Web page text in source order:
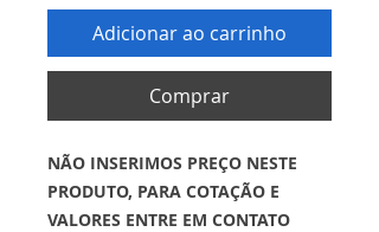
Adicionar ao carrinho
Comprar
NÃO INSERIMOS PREÇO NESTE
PRODUTO, PARA COTAÇÃO E
VALORES ENTRE EM CONTATO